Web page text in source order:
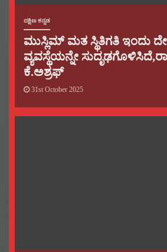
ದಕ್ಷಿಣ ಕನ್ನಡ
ಮುಸ್ಲಿಮ್ ಮತ ಸ್ಥಿತಿಗತಿ ಇಂದು
ವ್ಯವಸ್ಥೆಯನ್ನೇ
ಕೆ.ಅಶ್ರಫ್
31st October 2025